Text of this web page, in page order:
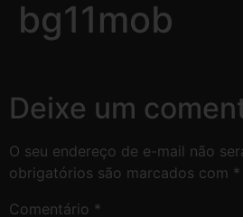
bg11mob
Deixe um
O seu endereço de e-mail não
obrigatórios são marcados com *
Comentário *